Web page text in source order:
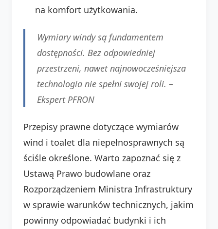
na komfort użytkowania.
Wymiary windy są fundamentem
dostępności. Bez odpowiedniej
przestrzeni, nawet najnowocześniejsza
technologia nie spełni swojej roli. –
Ekspert PFRON
Przepisy prawne dotyczące wymiarów
wind i toalet dla niepełnosprawnych są
ściśle określone. Warto zapoznać się z
Ustawą Prawo budowlane oraz
Rozporządzeniem Ministra Infrastruktury
w sprawie warunków technicznych, jakim
powinny odpowiadać budynki i ich